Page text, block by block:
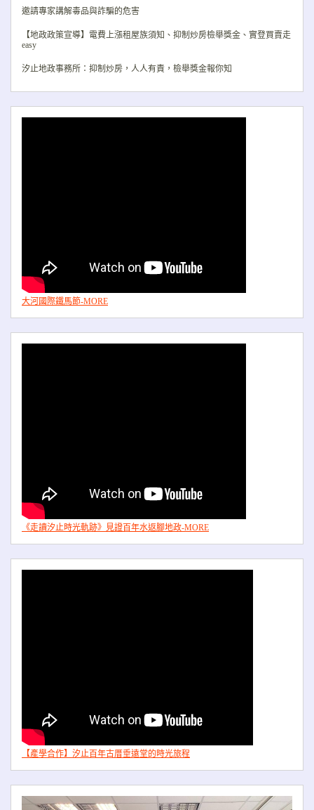
邀請專家講解毒品與詐騙的危害
【地政政策宣導】電費上漲租屋族須知、抑制炒房檢舉獎金、實登買賣走
easy
汐止地政事務所：抑制炒房，人人有責，檢舉獎金報你知
大河國際鐵馬節-MORE
《走讀汐止時光軌跡》見證百年水返腳地政-MORE
【產學合作】汐止百年古厝垂遠堂的時光旅程